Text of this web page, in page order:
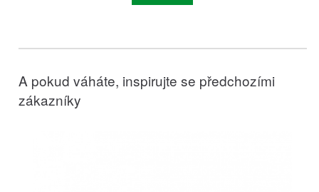
A pokud váháte, inspirujte se předchozími
zákazníky